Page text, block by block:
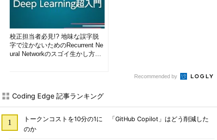
校正担当者必見!? 地味な誤字脱
字で泣かないためのRecurrent Ne
ural Networkのスゴイ生かし方
Recommended by
Coding Edge 記事ランキング
トークンコストを10分の1に 「GitHub Copilot」はどう削減した
のか